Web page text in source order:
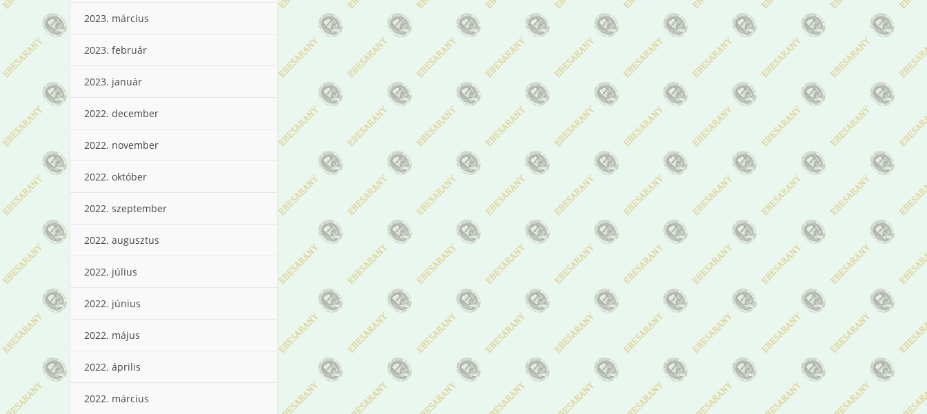
2023. március
2023. február
2023. január
2022. december
2022. november
2022. október
2022. szeptember
2022. augusztus
2022. július
2022. június
2022. május
2022. április
2022. március